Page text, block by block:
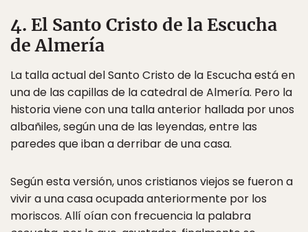
4. El Santo Cristo de la Escucha
de Almería
La talla actual del Santo Cristo de la Escucha está en
una de las capillas de la catedral de Almería. Pero la
historia viene con una talla anterior hallada por unos
albañiles, según una de las leyendas, entre las
paredes que iban a derribar de una casa.
Según esta versión, unos cristianos viejos se fueron a
vivir a una casa ocupada anteriormente por los
moriscos. Allí oían con frecuencia la palabra